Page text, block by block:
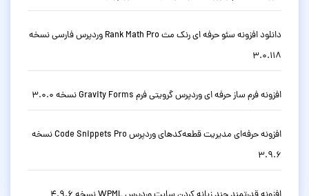
دانلود افزونه سئو حرفه ای رنک مث Rank Math Pro وردپرس فارسی نسخه
3.0.118
افزونه فرم ساز حرفه ای وردپرس گرویتی فرم Gravity Forms نسخه 3.0.0
افزونه حرفه‌ای مدیریت قطعه‌کدهای وردپرس Code Snippets Pro نسخه
3.9.6